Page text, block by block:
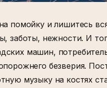
помойку и лишитесь
заботы, нежности. И
машин,
безверия.
музыку на костях